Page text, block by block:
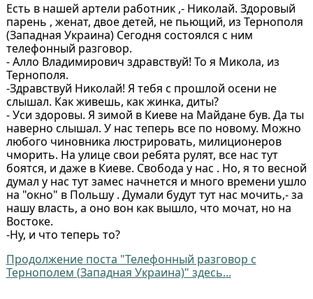
Есть в нашей артели работник ,- Николай. Здоровый
парень , женат, двое детей, не пьющий, из Тернополя
(Западная Украина) Сегодня состоялся с ним
телефонный разговор.
- Алло Владимирович здравствуй! То я Микола, из
Тернополя.
-Здравствуй Николай! Я тебя с прошлой осени не
слышал. Как живешь, как жинка, диты?
- Уси здоровы. Я зимой в Киеве на Майдане був. Да ты
наверно слышал. У нас теперь все по новому. Можно
любого чиновника люстрировать, милиционеров
чморить. На улице свои ребята рулят, все нас тут
боятся, и даже в Киеве. Свобода у нас . Но, я то весной
думал у нас тут замес начнется и много времени ушло
на "окно" в Польшу . Думали будут тут нас мочить,- за
нашу власть, а оно вон как вышло, что мочат, но на
Востоке.
-Ну, и что теперь то?
Продолжение поста "Телефонный разговор с
Тернополем (Западная Украина)" здесь...